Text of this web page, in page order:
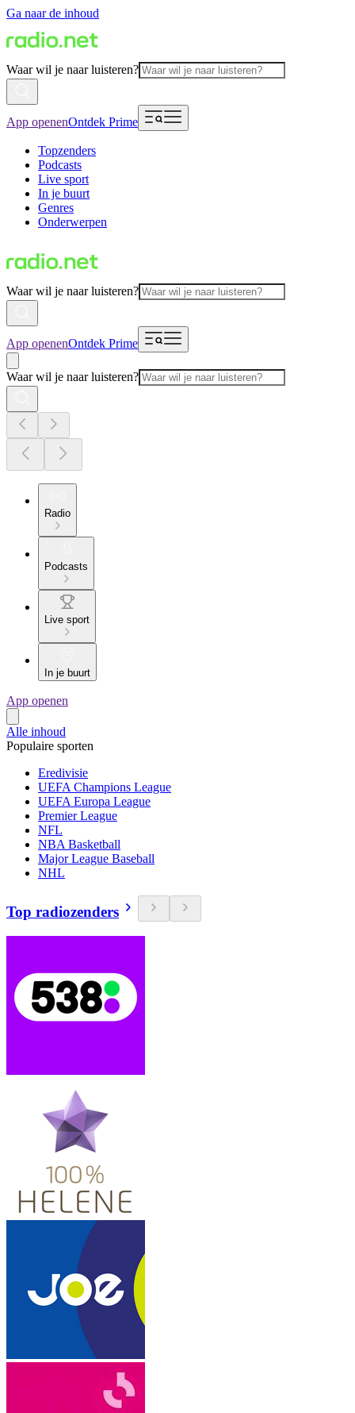
Ga naar de inhoud
Waar wil je naar luisteren?
App openenOntdek Prime
Topzenders
Podcasts
Live sport
In je buurt
Genres
Onderwerpen
Waar wil je naar luisteren?
App openenOntdek Prime
Waar wil je naar luisteren?
Radio
Podcasts
Live sport
In je buurt
App openen
Alle inhoud
Populaire sporten
Eredivisie
UEFA Champions League
UEFA Europa League
Premier League
NFL
NBA Basketball
Major League Baseball
NHL
Top radiozenders